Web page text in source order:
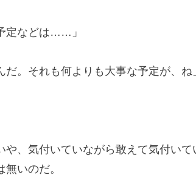
定などは……」
だ。それも何よりも大事な予定が、ね
、気付いていながら敢えて気付いて
いのだ。